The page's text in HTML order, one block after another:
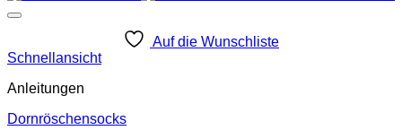
Auf die Wunschliste
Schnellansicht
Anleitungen
Dornröschensocks